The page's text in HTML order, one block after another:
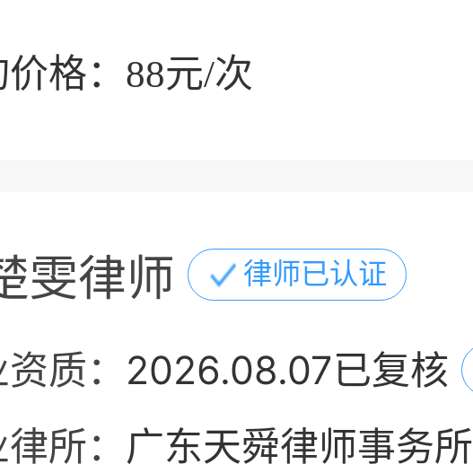
格：88元/次
雯律师 律师已认证
质： 2026.08.07已复核
所： 广东天舜律师事务所